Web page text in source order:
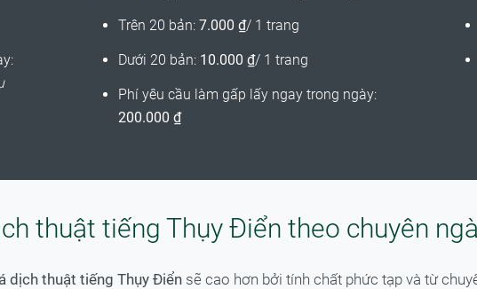
Trên 20 bản: 7.000 ₫/ 1 trang
Dưới 20 bản: 10.000 ₫/ 1 trang
Phí yêu cầu làm gấp lấy ngay trong ngày:
200.000 ₫
thuật tiếng Thụy Điển theo chuyên
dịch thuật tiếng Thụy Điển sẽ cao hơn bởi tính chất phức tạp và từ